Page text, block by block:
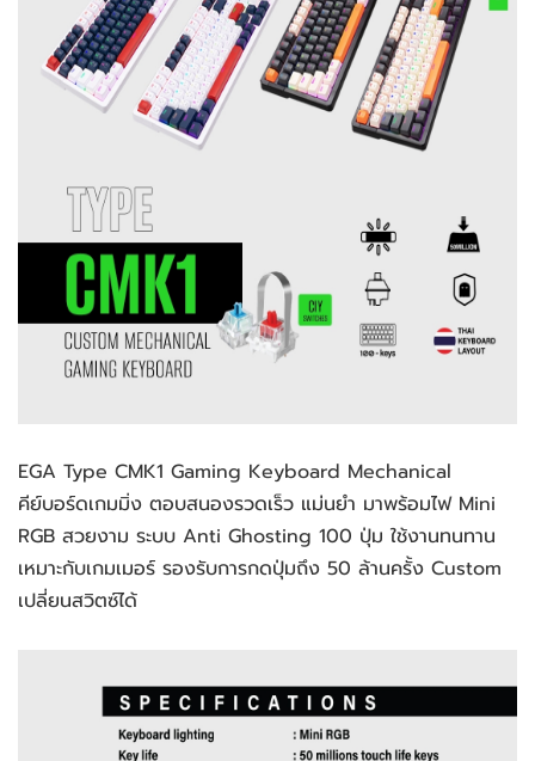
EGA Type CMK1 Gaming Keyboard Mechanical
คีย์บอร์ดเกมมิ่ง ตอบสนองรวดเร็ว แม่นยำ มาพร้อมไฟ Mini
RGB สวยงาม ระบบ Anti Ghosting 100 ปุ่ม ใช้งานทนทาน
เหมาะกับเกมเมอร์ รองรับการกดปุ่มถึง 50 ล้านครั้ง Custom
เปลี่ยนสวิตซ์ได้